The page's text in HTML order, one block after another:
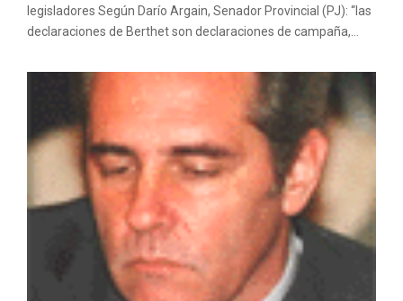
legisladores Según Darío Argain, Senador Provincial (PJ): “las
declaraciones de Berthet son declaraciones de campaña,...